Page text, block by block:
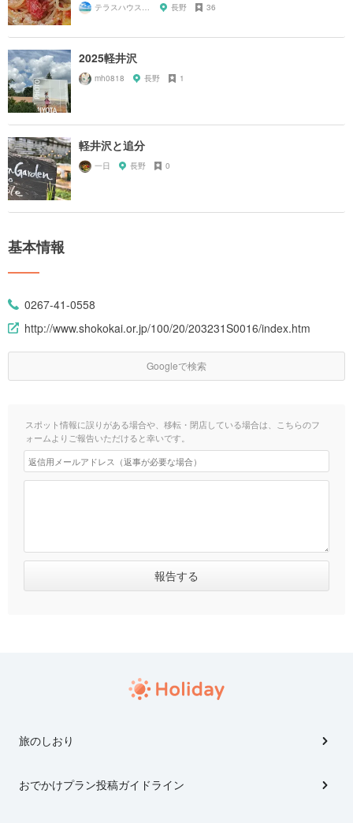
長野 36
2025軽井沢
mh0818 長野 1
軽井沢と追分
一日 長野 0
基本情報
0267-41-0558
http://www.shokokai.or.jp/100/20/203231S0016/index.htm
Googleで検索
スポット情報に誤りがある場合や、移転・閉店している場合は、こちらのフ
ォームよりご報告いただけると幸いです。
旅のしおり
おでかけプラン投稿ガイドライン